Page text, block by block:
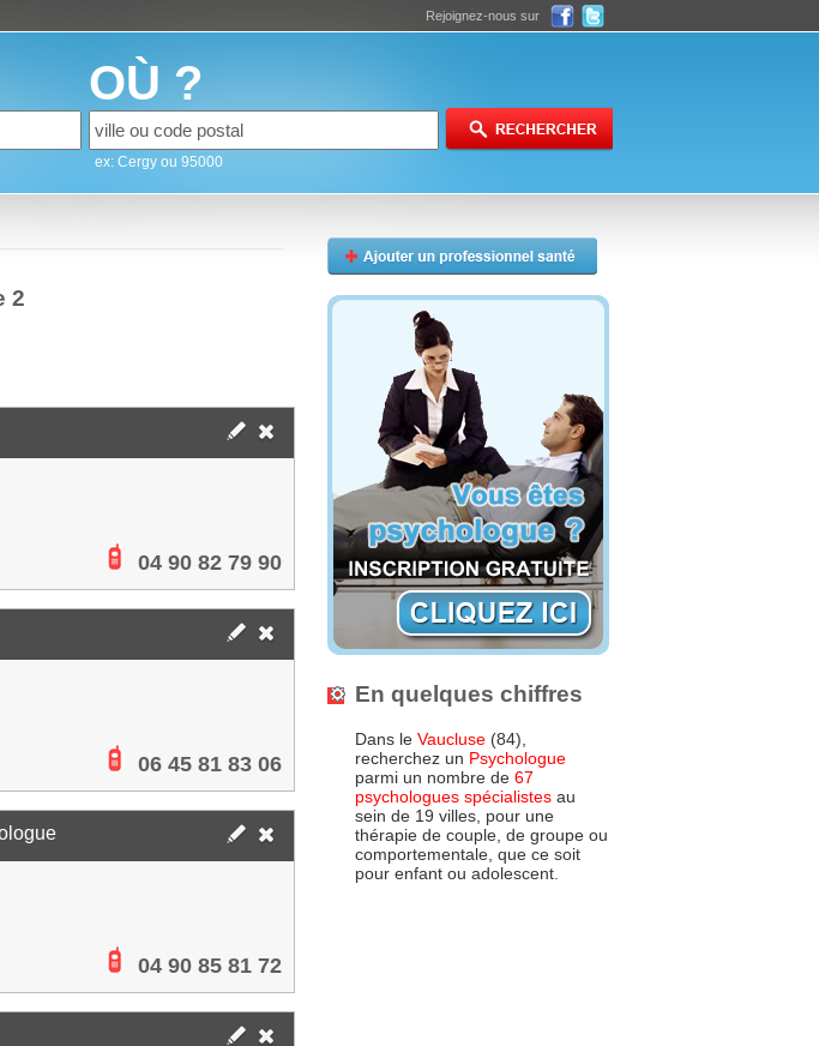
Rejoignez-nous sur
OÙ ?
ex: Cergy ou 95000
2
04 90 82 79 90
06 45 81 83 06
04 90 85 81 72
En quelques chiffres
Dans le Vaucluse (84),
recherchez un Psychologue
parmi un nombre de 67
psychologues spécialistes au
sein de 19 villes, pour une
thérapie de couple, de groupe ou
comportementale, que ce soit
pour enfant ou adolescent.